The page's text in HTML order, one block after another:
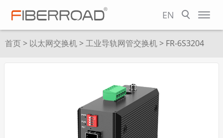
EN
首页> 以太网交换机>工业导轨网管交换机> FR-6S3204